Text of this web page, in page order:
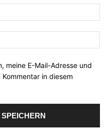
meine E-Mail-Adresse und
in diesem